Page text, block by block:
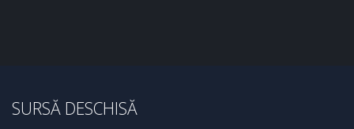
SURSĂ DESCHISĂ